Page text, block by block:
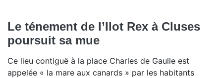
Le ténement de l’Ilot Rex à Cluses
poursuit sa mue
Ce lieu contiguë à la place Charles de Gaulle est
appelée « la mare aux canards » par les habitants